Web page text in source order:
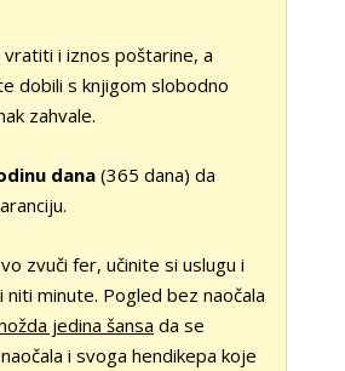
vratiti i iznos poštarine, a
dobili s knjigom slobodno
zahvale.
dana (365 dana) da
zvuči fer, učinite si uslugu i
minute. Pogled bez naočala
jedina šansa da se
i svoga hendikepa koje